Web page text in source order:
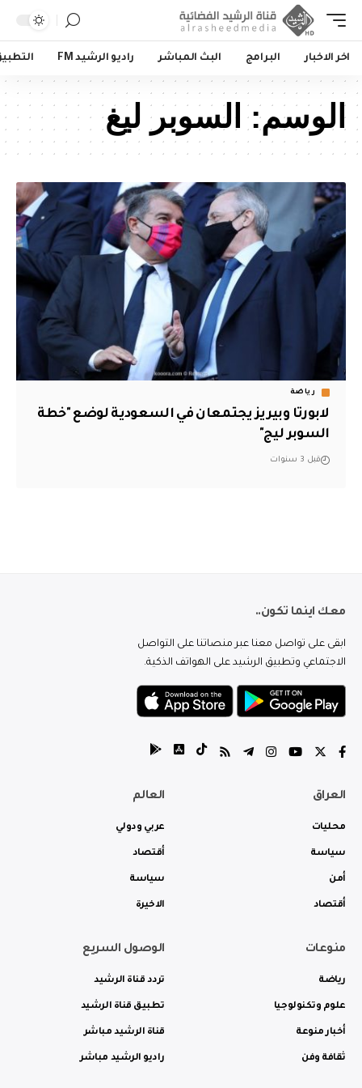
اخر الاخبار البرامج البث المباشر راديو الرشيد FM
الوسم: السوبر ليغ
رياضة
لابورتا وبيريز يجتمعان في السعودية لوضع "خطة
السوبر ليج"
قبل 3 سنوات
معك اينما تكون..
ابقى على تواصل معنا عبر منصاتنا على التواصل
الاجتماعي وتطبيق الرشيد على الهواتف الذكية.
العراق
محليات
سياسة
أمن
أقتصاد
العالم
عربي ودولي
أقتصاد
سياسة
الاخيرة
منوعات
رياضة
علوم وتكنولوجيا
أخبار منوعة
ثقافة وفن
الوصول السريع
تردد قناة الرشيد
تطبيق قناة الرشيد
قناة الرشيد مباشر
راديو الرشيد مباشر